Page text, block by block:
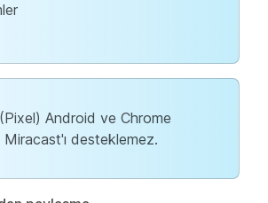
Android ve Chrome
Miracast'ı desteklemez.